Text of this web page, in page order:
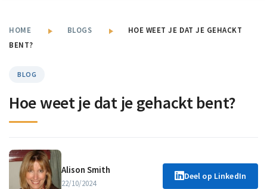
HOME BLOGS
HOE WEET JE DAT JE GEHACKT
BENT?
BLOG
Hoe weet je dat je gehackt bent?
Alison Smith
22/10/2024
Deel op LinkedIn